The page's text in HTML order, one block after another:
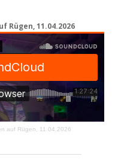
Rügen, 11.04.2026
auf Rügen, 11.04.2026